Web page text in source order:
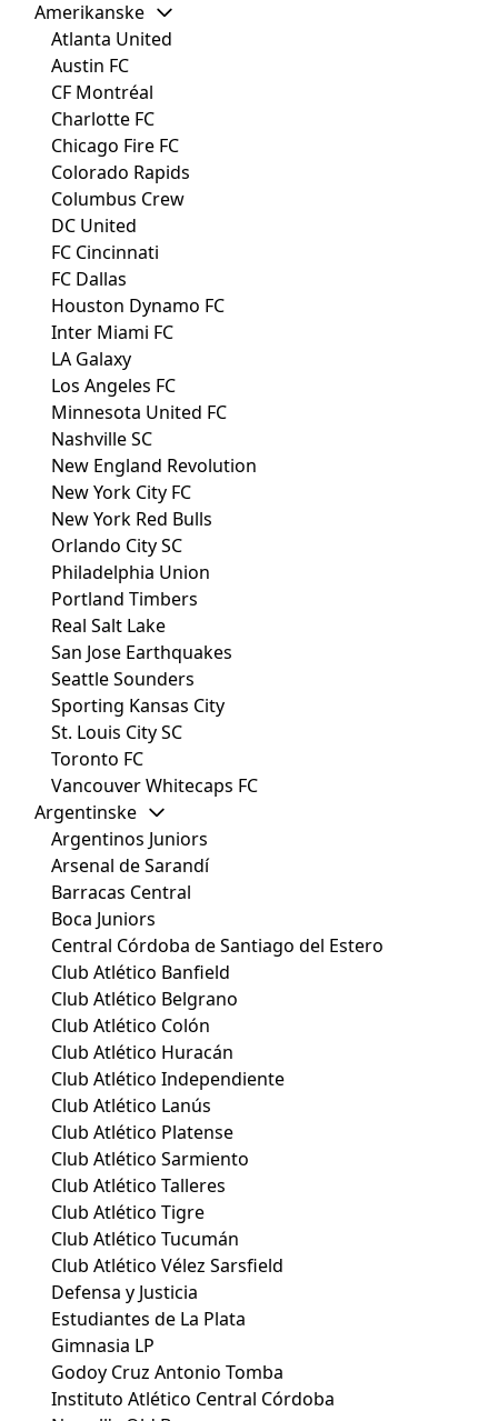
Amerikanske
Atlanta United
Austin FC
CF Montréal
Charlotte FC
Chicago Fire FC
Colorado Rapids
Columbus Crew
DC United
FC Cincinnati
FC Dallas
Houston Dynamo FC
Inter Miami FC
LA Galaxy
Los Angeles FC
Minnesota United FC
Nashville SC
New England Revolution
New York City FC
New York Red Bulls
Orlando City SC
Philadelphia Union
Portland Timbers
Real Salt Lake
San Jose Earthquakes
Seattle Sounders
Sporting Kansas City
St. Louis City SC
Toronto FC
Vancouver Whitecaps FC
Argentinske
Argentinos Juniors
Arsenal de Sarandí
Barracas Central
Boca Juniors
Central Córdoba de Santiago del Estero
Club Atlético Banfield
Club Atlético Belgrano
Club Atlético Colón
Club Atlético Huracán
Club Atlético Independiente
Club Atlético Lanús
Club Atlético Platense
Club Atlético Sarmiento
Club Atlético Talleres
Club Atlético Tigre
Club Atlético Tucumán
Club Atlético Vélez Sarsfield
Defensa y Justicia
Estudiantes de La Plata
Gimnasia LP
Godoy Cruz Antonio Tomba
Instituto Atlético Central Córdoba